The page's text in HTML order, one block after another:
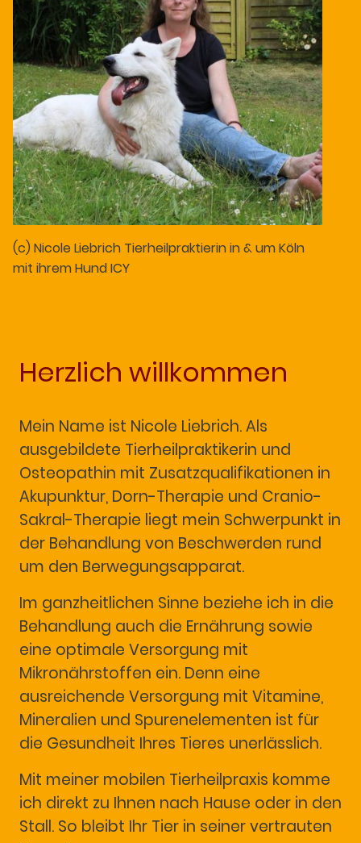
(c) Nicole Liebrich Tierheilpraktierin in & um Köln
mit ihrem Hund ICY
Herzlich willkommen
Mein Name ist Nicole Liebrich. Als
ausgebildete Tierheilpraktikerin und
Osteopathin mit Zusatzqualifikationen in
Akupunktur, Dorn-Therapie und Cranio-
Sakral-Therapie liegt mein Schwerpunkt in
der Behandlung von Beschwerden rund
um den Berwegungsapparat.
Im ganzheitlichen Sinne beziehe ich in die
Behandlung auch die Ernährung sowie
eine optimale Versorgung mit
Mikronährstoffen ein. Denn eine
ausreichende Versorgung mit Vitamine,
Mineralien und Spurenelementen ist für
die Gesundheit Ihres Tieres unerlässlich.
Mit meiner mobilen Tierheilpraxis komme
ich direkt zu Ihnen nach Hause oder in den
Stall. So bleibt Ihr Tier in seiner vertrauten